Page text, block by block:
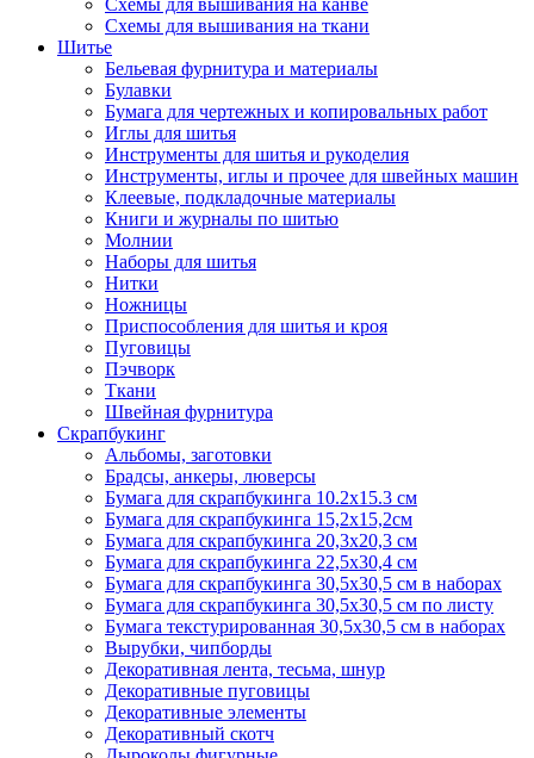
Схемы для вышивания на канве
Схемы для вышивания на ткани
Шитье
Бельевая фурнитура и материалы
Булавки
Бумага для чертежных и копировальных работ
Иглы для шитья
Инструменты для шитья и рукоделия
Инструменты, иглы и прочее для швейных машин
Клеевые, подкладочные материалы
Книги и журналы по шитью
Молнии
Наборы для шитья
Нитки
Ножницы
Приспособления для шитья и кроя
Пуговицы
Пэчворк
Ткани
Швейная фурнитура
Скрапбукинг
Альбомы, заготовки
Брадсы, анкеры, люверсы
Бумага для скрапбукинга 10.2х15.3 см
Бумага для скрапбукинга 15,2х15,2см
Бумага для скрапбукинга 20,3х20,3 см
Бумага для скрапбукинга 22,5х30,4 см
Бумага для скрапбукинга 30,5х30,5 см в наборах
Бумага для скрапбукинга 30,5х30,5 см по листу
Бумага текстурированная 30,5х30,5 см в наборах
Вырубки, чипборды
Декоративная лента, тесьма, шнур
Декоративные пуговицы
Декоративные элементы
Декоративный скотч